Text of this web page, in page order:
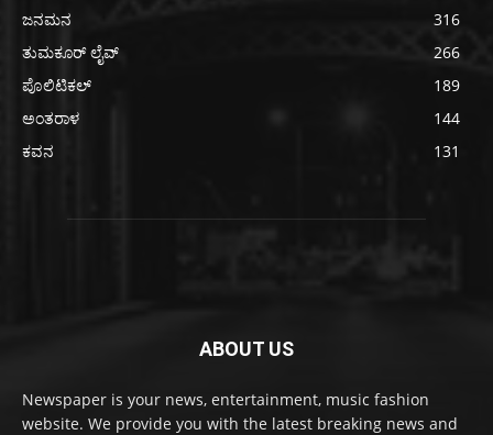
ಜನಮನ
316
ತುಮಕೂರ್ ಲೈವ್
266
ಪೊಲಿಟಿಕಲ್
189
ಅಂತರಾಳ
144
ಕವನ
131
ABOUT US
Newspaper is your news, entertainment, music fashion
website. We provide you with the latest breaking news and